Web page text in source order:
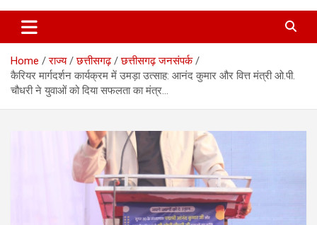
Home राज्य छत्तीसगढ़
छत्तीसगढ़ जनसंपर्क
कैरियर मार्गदर्शन कार्यक्रम में उमड़ा उत्साह: आनंद कुमार और वित्त मंत्री ओ.पी.
चौधरी ने युवाओं को दिया सफलता का मंत्र…